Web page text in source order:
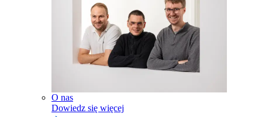
O nas
Dowiedz się więcej